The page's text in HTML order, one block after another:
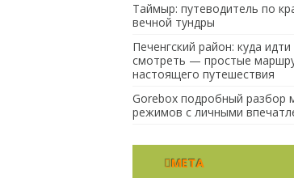
Таймыр: путеводитель по
вечной тундры
Печенгский район: куда
смотреть — простые
настоящего путешествия
Gorebox подробный разбор
режимов с личными
МЕТА